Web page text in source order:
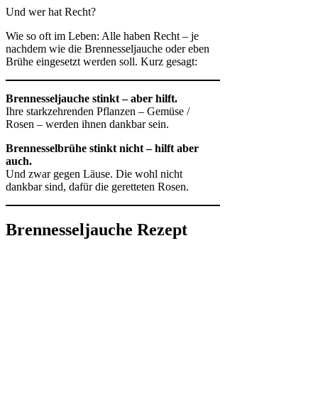
Und wer hat Recht?
Wie so oft im Leben: Alle haben Recht – je
nachdem wie die Brennesseljauche oder eben
Brühe eingesetzt werden soll. Kurz gesagt:
Brennesseljauche stinkt – aber hilft.
Ihre starkzehrenden Pflanzen – Gemüse /
Rosen – werden ihnen dankbar sein.
Brennesselbrühe stinkt nicht – hilft aber
auch.
Und zwar gegen Läuse. Die wohl nicht
dankbar sind, dafür die geretteten Rosen.
Brennesseljauche Rezept